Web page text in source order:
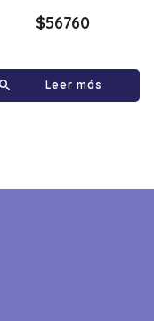
$56760
Leer más